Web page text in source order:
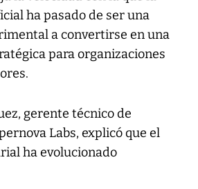
ha pasado de ser una
a convertirse en una
para organizaciones
gerente técnico de
Labs, explicó que el
ha evolucionado